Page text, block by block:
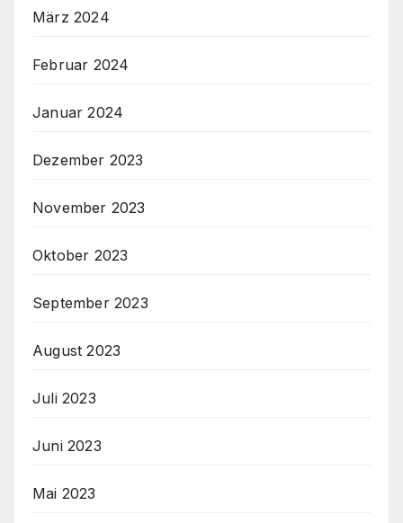
März 2024
Februar 2024
Januar 2024
Dezember 2023
November 2023
Oktober 2023
September 2023
August 2023
Juli 2023
Juni 2023
Mai 2023